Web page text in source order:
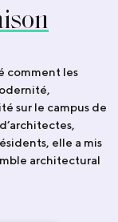
comment les
sur le campus de
elle a mis
architectural